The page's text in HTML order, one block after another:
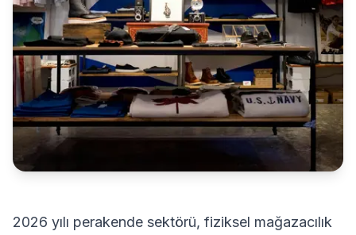
2026 yılı perakende sektörü, fiziksel mağazacılık